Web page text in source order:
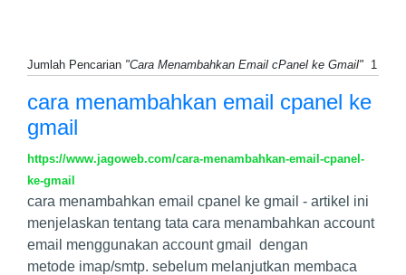
Jumlah Pencarian "Cara Menambahkan Email cPanel ke Gmail" 1
cara menambahkan email cpanel ke
gmail
https://www.jagoweb.com/cara-menambahkan-email-cpanel-
ke-gmail
cara menambahkan email cpanel ke gmail - artikel ini
menjelaskan tentang tata cara menambahkan account
email menggunakan account gmail dengan
metode imap/smtp. sebelum melanjutkan membaca